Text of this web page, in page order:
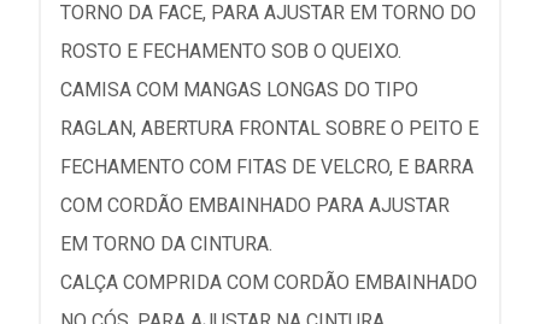
TORNO DA FACE, PARA AJUSTAR EM TORNO DO
ROSTO E FECHAMENTO SOB O QUEIXO.
CAMISA COM MANGAS LONGAS DO TIPO
RAGLAN, ABERTURA FRONTAL SOBRE O PEITO E
FECHAMENTO COM FITAS DE VELCRO, E BARRA
COM CORDÃO EMBAINHADO PARA AJUSTAR
EM TORNO DA CINTURA.
CALÇA COMPRIDA COM CORDÃO EMBAINHADO